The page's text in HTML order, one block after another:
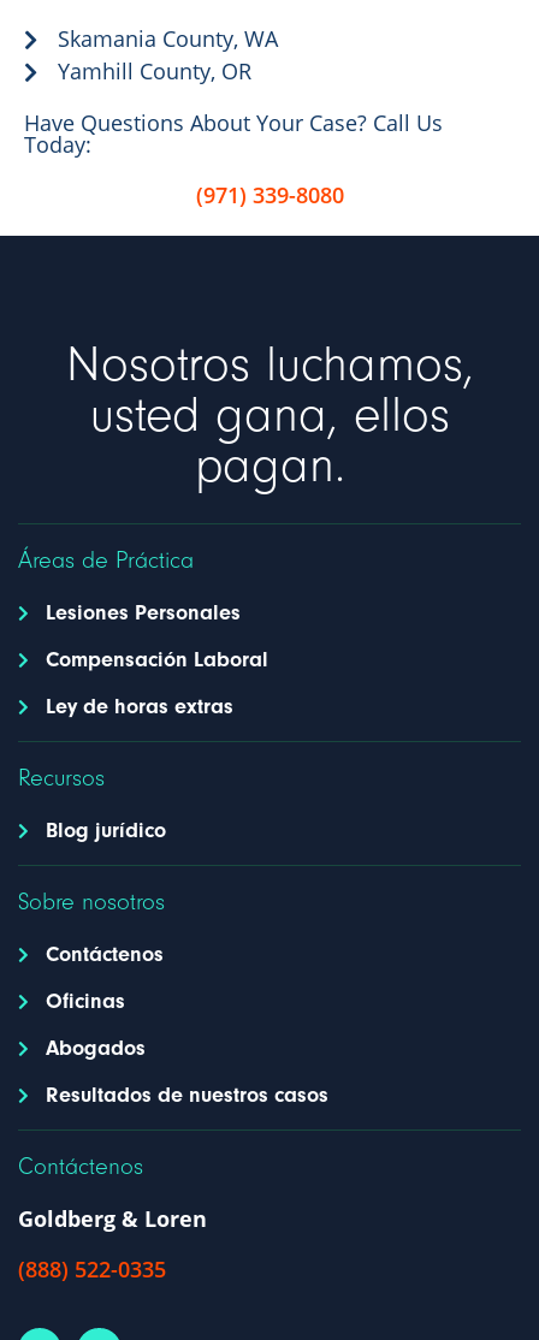
Skamania County, WA
Yamhill County, OR
Have Questions About Your Case? Call Us
Today:
(971) 339-8080
Nosotros luchamos,
usted gana, ellos
pagan.
Áreas de Práctica
Lesiones Personales
Compensación Laboral
Ley de horas extras
Recursos
Blog jurídico
Sobre nosotros
Contáctenos
Oficinas
Abogados
Resultados de nuestros casos
Contáctenos
Goldberg & Loren
(888) 522-0335